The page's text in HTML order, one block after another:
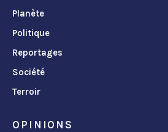
Planète
Politique
Reportages
Société
Terroir
OPINIONS